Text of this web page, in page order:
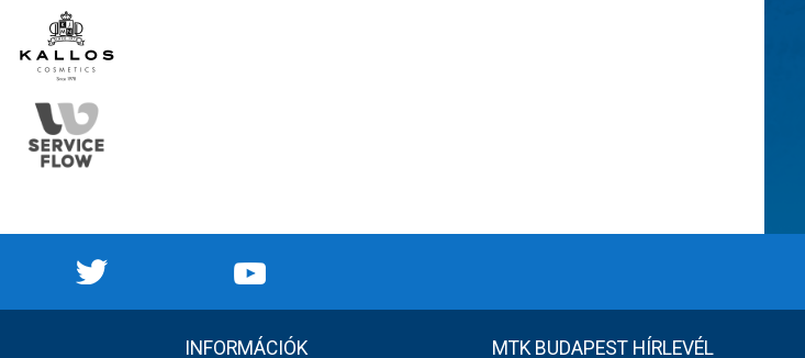
INFORMÁCIÓK MTK BUDAPEST HÍRLEVÉL